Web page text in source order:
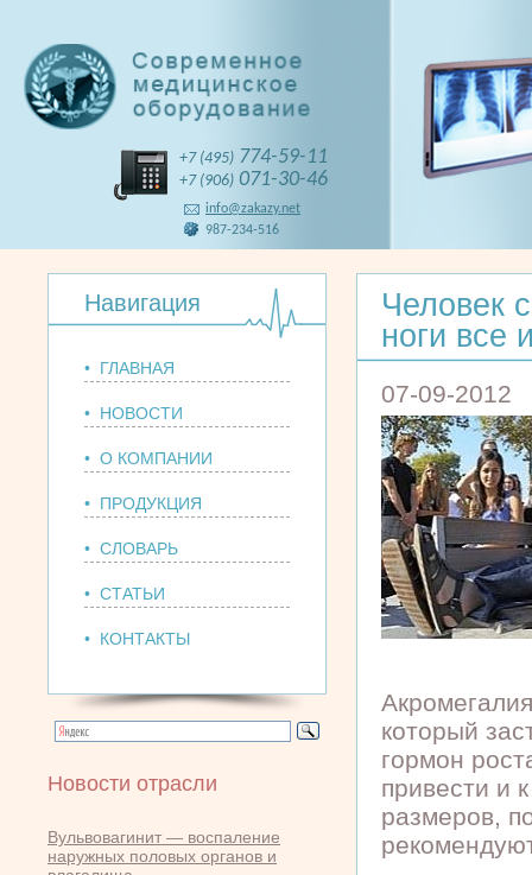
+7 (495) 774-59-11
+7 (906) 071-30-46
info@zakazy.net
987-234-516
Навигация
• ГЛАВНАЯ
• НОВОСТИ
• О КОМПАНИИ
• ПРОДУКЦИЯ
• СЛОВАРЬ
• СТАТЬИ
• КОНТАКТЫ
Новости отрасли
Вульвовагинит — воспаление
наружных половых органов и
Человек
ноги все
07-09-2012
который
гормон
привести и
размеров,